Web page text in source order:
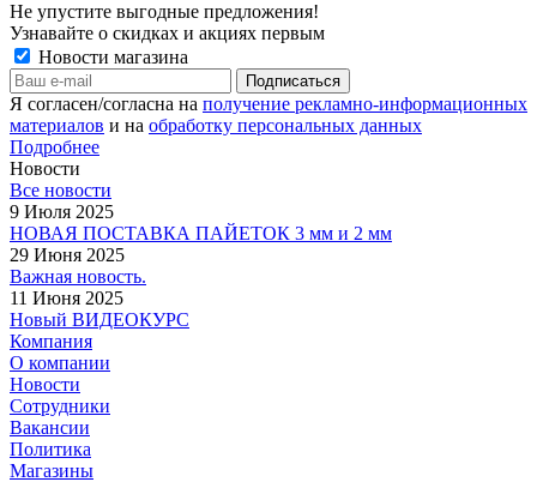
Не упустите выгодные предложения!
Узнавайте о скидках и акциях первым
Новости магазина
Я согласен/согласна на получение рекламно-информационных
материалов и на обработку персональных данных
Подробнее
Новости
Все новости
9 Июля 2025
НОВАЯ ПОСТАВКА ПАЙЕТОК 3 мм и 2 мм
29 Июня 2025
Важная новость.
11 Июня 2025
Новый ВИДЕОКУРС
Компания
О компании
Новости
Сотрудники
Вакансии
Политика
Магазины